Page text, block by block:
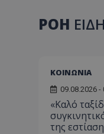
ΡΟΗ
ΚΟΙΝΩΝΙΑ
09.08.2026 -
«Καλό
της